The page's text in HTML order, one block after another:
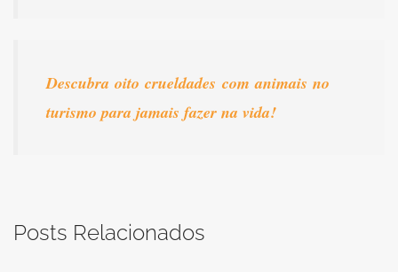
Descubra oito crueldades com animais no
turismo para jamais fazer na vida!
Posts Relacionados